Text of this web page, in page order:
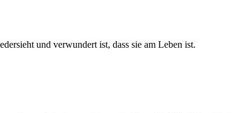
und verwundert ist, dass sie am Leben ist.